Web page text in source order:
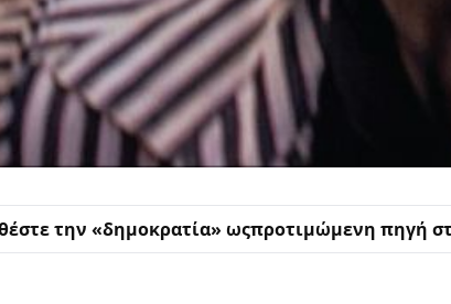
την «δημοκρατία» ωςπροτιμώμενη πηγή